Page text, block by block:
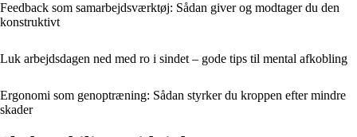
Feedback som samarbejdsværktøj: Sådan giver og modtager du den
konstruktivt
Luk arbejdsdagen ned med ro i sindet – gode tips til mental afkobling
Ergonomi som genoptræning: Sådan styrker du kroppen efter mindre
skader